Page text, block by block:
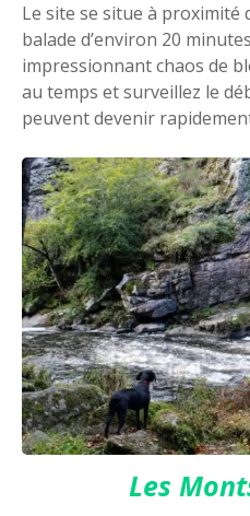
Le site se situe à proximité
balade d’environ 20
impressionnant chaos de
au temps et surveillez le
peuvent devenir
Les